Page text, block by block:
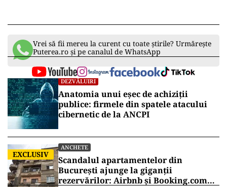
Vrei să fii mereu la curent cu toate știrile? Urmărește
Puterea.ro și pe canalul de WhatsApp
DEZVĂLUIRI
Anatomia unui eșec de achiziții
publice: firmele din spatele atacului
cibernetic de la ANCPI
EXCLUSIV
ANCHETE
Scandalul apartamentelor din
București ajunge la giganții
rezervărilor: Airbnb și Booking.com